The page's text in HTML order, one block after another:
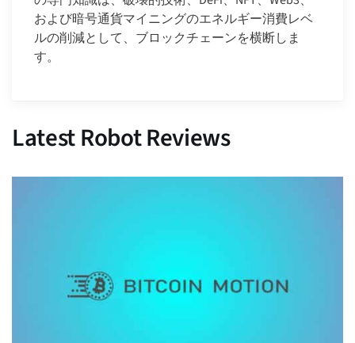
および暗号通貨マイニングのエネルギー消費レベ
ルの削減として、ブロックチェーンを横断しま
す。
Latest Robot Reviews